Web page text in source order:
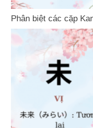
Phân biệt các cặp